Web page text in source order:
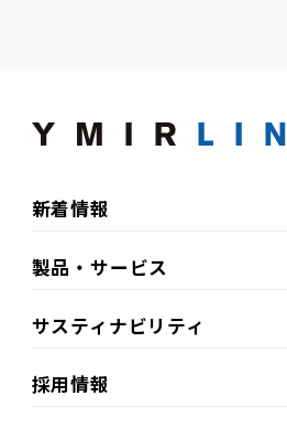
新着情報
製品・サービス
サスティナビリティ​
採用情報